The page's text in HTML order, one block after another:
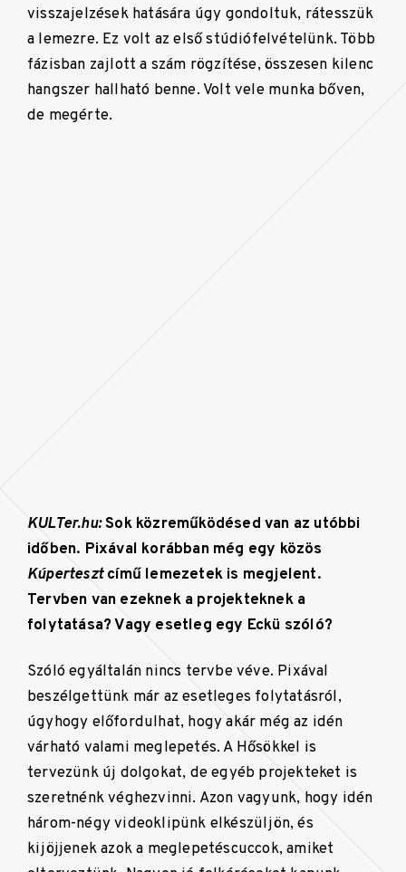
visszajelzések hatására úgy gondoltuk, rátesszük
a lemezre. Ez volt az első stúdiófelvételünk. Több
fázisban zajlott a szám rögzítése, összesen kilenc
hangszer hallható benne. Volt vele munka bőven,
de megérte.
KULTer.hu:Sok közreműködésed van az utóbbi
időben. Pixával korábban még egy közös
Kúpertesztcímű lemezetek is megjelent.
Tervben van ezeknek a projekteknek a
folytatása? Vagy esetleg egy Eckü szóló?
Szóló egyáltalán nincs tervbe véve. Pixával
beszélgettünk már az esetleges folytatásról,
úgyhogy előfordulhat, hogy akár még az idén
várható valami meglepetés. A Hősökkel is
tervezünk új dolgokat, de egyéb projekteket is
szeretnénk véghezvinni. Azon vagyunk, hogy idén
három-négy videoklipünk elkészüljön, és
kijöjjenek azok a meglepetéscuccok, amiket